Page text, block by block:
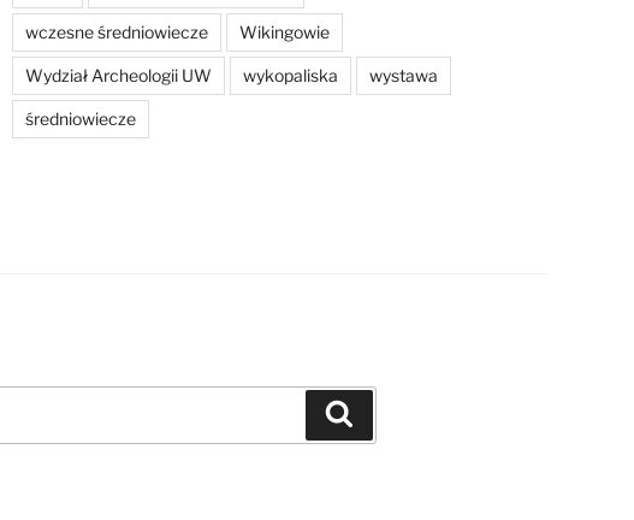
wczesne średniowiecze Wikingowie
Wydział Archeologii UW wykopaliska wystawa
średniowiecze